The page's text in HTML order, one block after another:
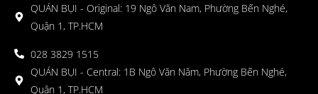
QUÁN BỤI - Original: 19 Ngô Văn Nam, Phường Bến Nghé,
Quận 1, TP.HCM
028 3829 1515
QUÁN BỤI - Central: 1B Ngô Văn Năm, Phường Bến Nghé,
Quận 1, TP.HCM